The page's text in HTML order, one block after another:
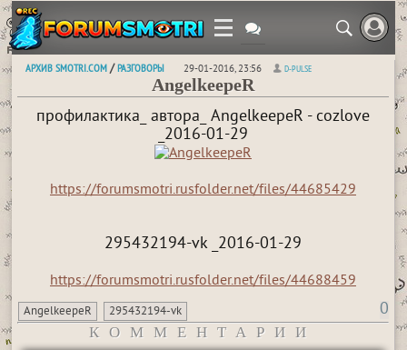
АРХИВ SMOTRI.COM /РАЗГОВОРЫ 29-01-2016, 23:56 D-PULSE
AngelkeepeR
профилактика_ автора_ AngelkeepeR - cozlove
_2016-01-29
https://forumsmotri.rusfolder.net/files/44685429
295432194-vk _2016-01-29
https://forumsmotri.rusfolder.net/files/44688459
AngelkeepeR 295432194-vk 0
КОММЕНТАРИИ